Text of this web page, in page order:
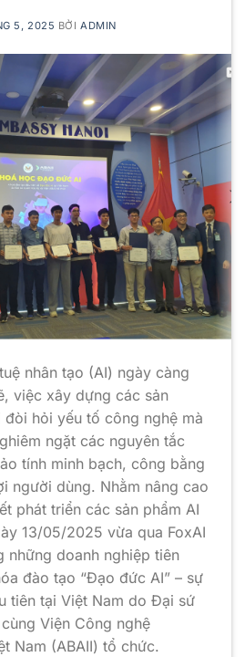
5, 2025 BỞIADMIN
nhân tạo (AI) ngày càng
việc xây dựng các sản
đòi hỏi yếu tố công nghệ mà
ngặt các nguyên tắc
tính minh bạch, công bằng
người dùng. Nhằm nâng cao
phát triển các sản phẩm AI
13/05/2025 vừa qua FoxAI
những doanh nghiệp tiên
đào tạo “Đạo đức AI” – sự
tiên tại Việt Nam do Đại sứ
Viện Công nghệ
Nam (ABAII) tổ chức.